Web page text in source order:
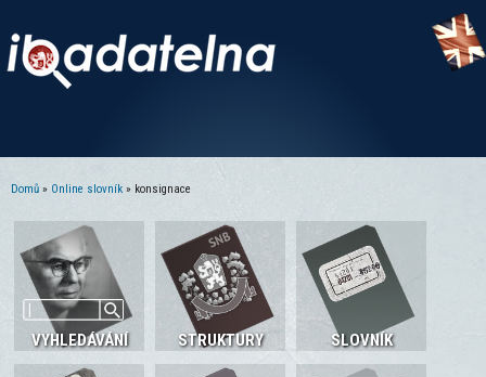
Domů » Online slovník » konsignace
VYHLEDÁVÁNÍ STRUKTURY SLOVNÍK